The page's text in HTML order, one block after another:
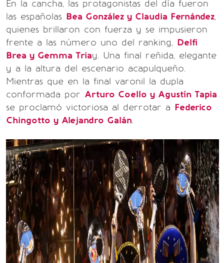
En la cancha, las protagonistas del día fueron
las españolas Bea González y Claudia Fernández,
quienes brillaron con fuerza y se impusieron
frente a las número uno del ranking, Delfi
Brea y Gemma Triay. Una final reñida, elegante
y a la altura del escenario acapulqueño.
Mientras que en la final varonil la dupla
conformada por Arturo Coello y Agustín Tapia
se proclamó victoriosa al derrotar a Federico
Chingotto y Alejandro Galán.